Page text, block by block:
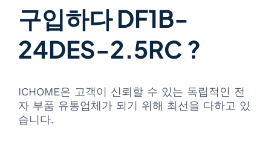
구입하다 DF1B-
24DES-2.5RC ?
ICHOME은 고객이 신뢰할 수 있는 독립적인 전
자 부품 유통업체가 되기 위해 최선을 다하고 있
습니다.